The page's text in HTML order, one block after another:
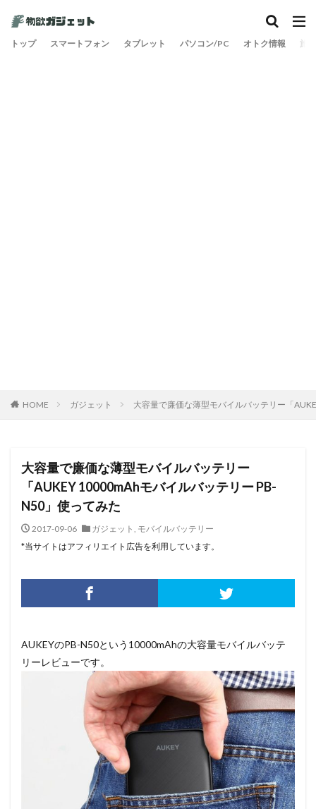
トップ スマートフォン タブレット パソコン/PC オトク情報 旅
HOME ガジェット 大容量で廉価な薄型モバイルバッテリー「
大容量で廉価な薄型モバイルバッテリー
「AUKEY 10000mAhモバイルバッテリー PB-
N50」使ってみた
2017-09-06 ガジェット , モバイルバッテリー
*当サイトはアフィリエイト広告を利用しています。
AUKEYのPB-N50という10000mAhの大容量モバイルバッテ
リーレビューです。
カテゴリー